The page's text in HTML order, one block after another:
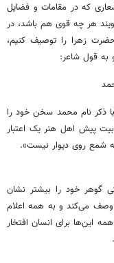
که در مقامات و فضایل
هر چه قوی هم باشد، در
زهرا را توصیف کنیم،
قول شاعر:
ذکر نام محمد سخن خود را
پیش اهل هنر یک اعتبار
شمع روی دیوار نیست».
گوهر خود را بیشتر نشان
می‌کند و به همه اعلام
این‌ها برای انسان افتخار